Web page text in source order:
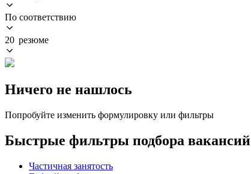
По соответствию
20 резюме
Ничего не нашлось
Попробуйте изменить формулировку или фильтры
Быстрые фильтры подбора вакансий
Частичная занятость